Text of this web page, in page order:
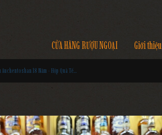
CỬA HÀNG RƯỢU NGOẠI Giới thiệu
Rượu Auchentoshan 18 Năm - Hộp Quà Tết 2022